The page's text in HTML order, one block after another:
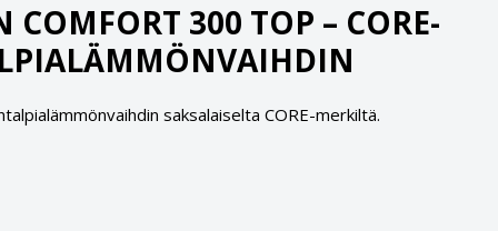
COMFORT 300 TOP – CORE-
saksalaiselta CORE-merkiltä.